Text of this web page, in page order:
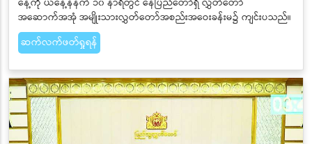
အဆောက်အအုံ အမျိုးသားလွှတ်တော်အစည်းအဝေးခန်းမ၌ ကျင်းပသည်။
ဆက်လက်ဖတ်ရှုရန်